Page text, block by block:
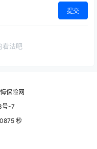
提交
看法吧
保险网
号-7
秒